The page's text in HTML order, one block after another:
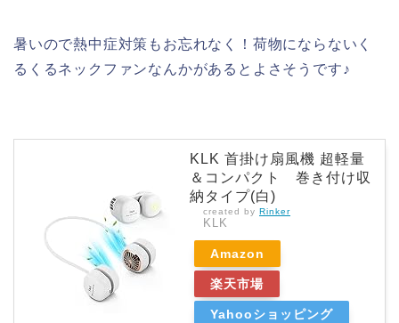
暑いので熱中症対策もお忘れなく！荷物にならないく
るくるネックファンなんかがあるとよさそうです♪
KLK 首掛け扇風機 超軽量
＆コンパクト 巻き付け収
納タイプ(白)
created by Rinker
KLK
Amazon
楽天市場
Yahooショッピング